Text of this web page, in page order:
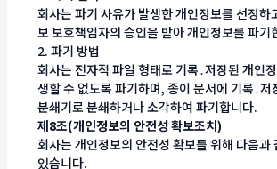
회사는 파기 사유가 발생한 개인정보를 선정하
보 보호책임자의 승인을 받아 개인정보를 파기
2. 파기 방법
회사는 전자적 파일 형태로 기록․저장된 개인
생할 수 없도록 파기하며, 종이 문서에 기록․저
분쇄기로 분쇄하거나 소각하여 파기합니다.
제8조(개인정보의 안전성 확보조치)
회사는 개인정보의 안전성 확보를 위해 다음과
있습니다.